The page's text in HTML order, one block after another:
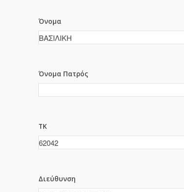
Όνομα
Όνομα Πατρός
ΤΚ
Διεύθυνση